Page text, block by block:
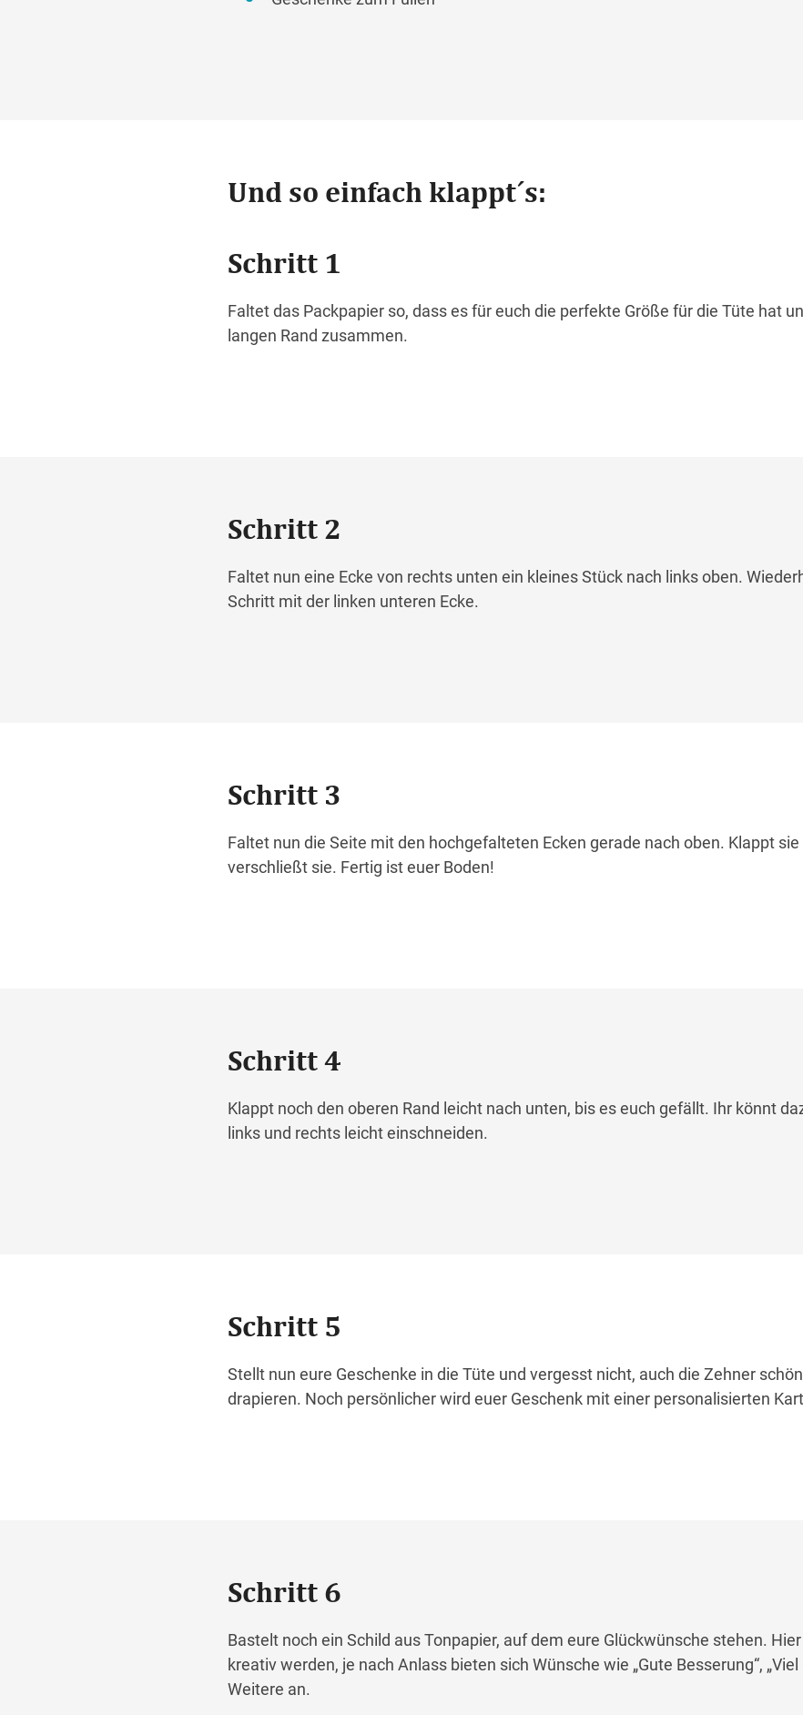
Und so einfach klappt´s:
Schritt 1
Faltet das Packpapier so, dass es für euch die perfekte Größe für die Tüte hat
langen Rand zusammen.
Schritt 2
Faltet nun eine Ecke von rechts unten ein kleines Stück nach links oben.
Schritt mit der linken unteren Ecke.
Schritt 3
Faltet nun die Seite mit den hochgefalteten Ecken gerade nach oben. Klappt sie
verschließt sie. Fertig ist euer Boden!
Schritt 4
Klappt noch den oberen Rand leicht nach unten, bis es euch gefällt. Ihr könnt
links und rechts leicht einschneiden.
Schritt 5
Stellt nun eure Geschenke in die Tüte und vergesst nicht, auch die Zehner
drapieren. Noch persönlicher wird euer Geschenk mit einer personalisierten
Schritt 6
Bastelt noch ein Schild aus Tonpapier, auf dem eure Glückwünsche stehen.
kreativ werden, je nach Anlass bieten sich Wünsche wie „Gute Besserung“, „Viel
Weitere an.